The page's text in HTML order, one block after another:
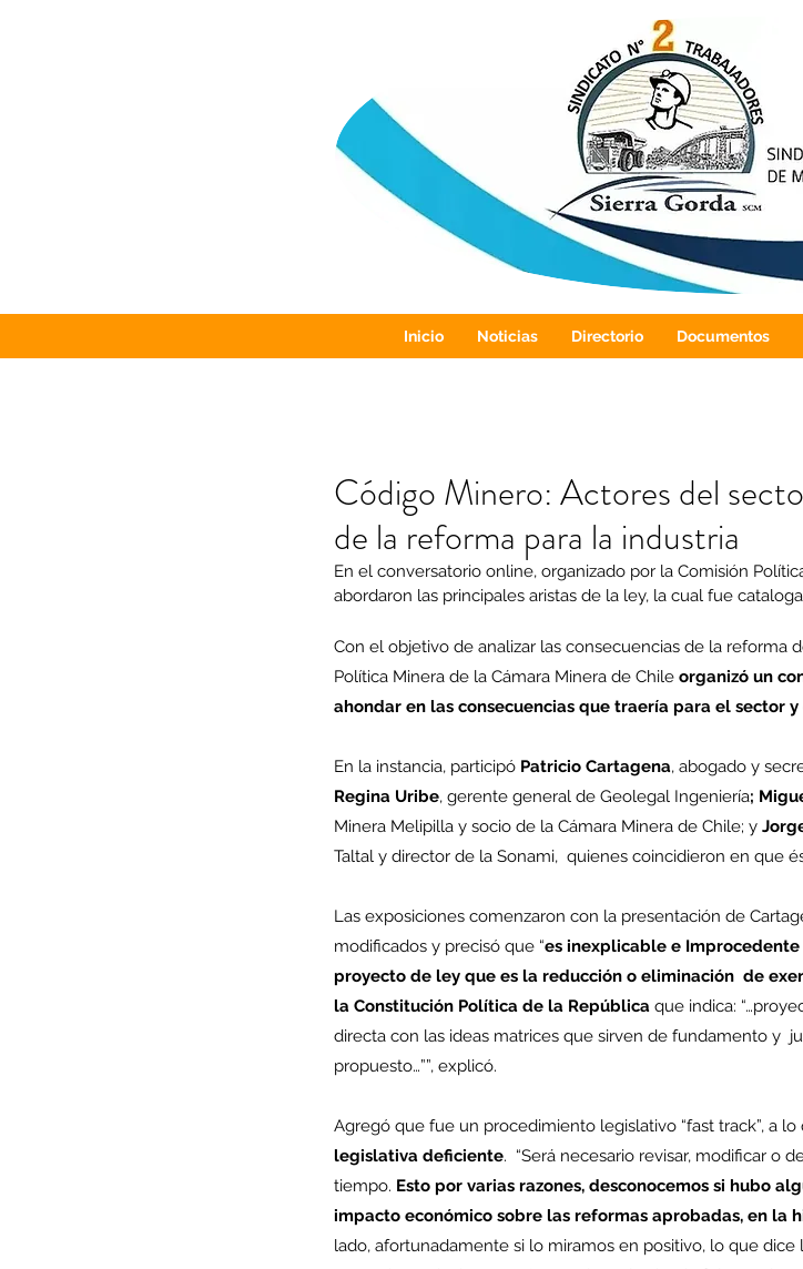
Inicio Noticias Directorio Documentos
Código Minero: Actores del
de la reforma para la industria
En el conversatorio online, organizado por la Comisión
abordaron las principales aristas de la ley, la cual fue
Con el objetivo de analizar las consecuencias de la reforma
Política Minera de la Cámara Minera de Chile organizó un
ahondar en las consecuencias que traería para el sector
En la instancia, participó Patricio Cartagena, abogado y
Regina Uribe, gerente general de Geolegal Ingeniería;
Minera Melipilla y socio de la Cámara Minera de Chile; y
Taltal y director de la Sonami,  quienes coincidieron en que
Las exposiciones comenzaron con la presentación de
modificados y precisó que “es inexplicable e Improcedente
proyecto de ley que es la reducción o eliminación  de
la Constitución Política de la República que indica:
directa con las ideas matrices que sirven de fundamento y
propuesto…””, explicó.
Agregó que fue un procedimiento legislativo “fast track”, a
legislativa deficiente.  “Será necesario revisar, modificar o
tiempo. Esto por varias razones, desconocemos si hubo
impacto económico sobre las reformas aprobadas, en la
lado, afortunadamente si lo miramos en positivo, lo que